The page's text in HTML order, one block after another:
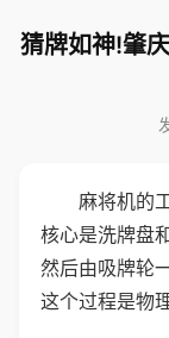
猜牌如神!肇
麻将机的
核心是洗牌盘
然后由吸牌轮
这个过程是物